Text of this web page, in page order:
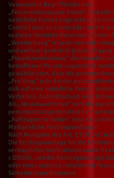
Verwendete Begrifflichkeiten
„Personenbezogene Daten“ sind
natürliche Person angesehen, die
Cookie) oder zu einem oder
sozialen Identität dieser natürlichen
„Verarbeitung“ ist jeder mit oder
und umfasst praktisch jeden Umgang
„Pseudonymisierung“ die
betroffenen Person zugeordnet
gewährleisten, dass die
„Profiling“ jede Art der
sich auf eine natürliche Person
Verhalten, Aufenthaltsort oder
Als „Verantwortlicher“ wird die
personenbezogenen Daten
„Auftragsverarbeiter“ eine
Maßgebliche Rechtsgrundlagen
Nach Maßgabe des Art. 13 DSGVO
Die Rechtsgrundlage für die
vertraglicher Maßnahmen sowie
c DSGVO, und die Rechtsgrundlage
oder einer anderen natürlichen
Sicherheitsmaßnahmen